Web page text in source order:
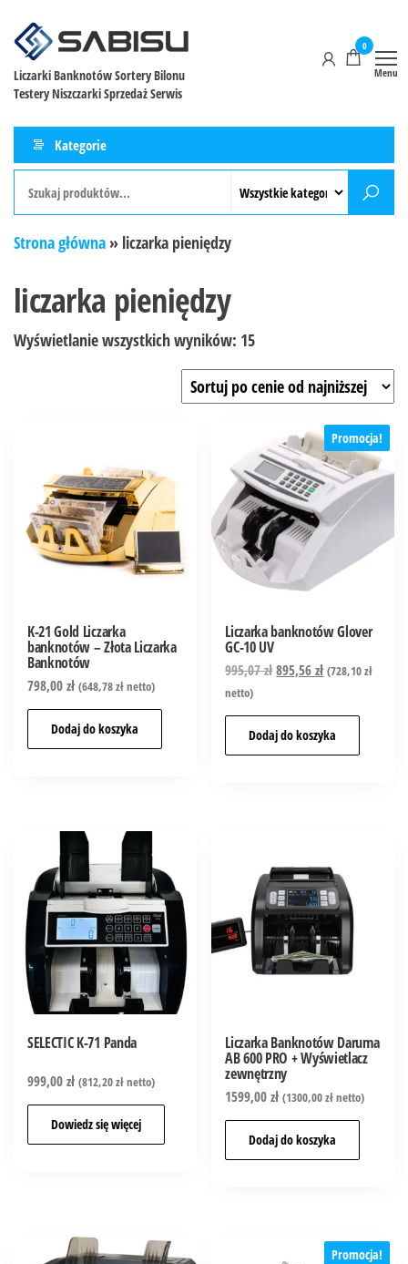
Liczarki Banknotów Sortery Bilonu
Testery Niszczarki Sprzedaż Serwis
0
Menu
Kategorie
Strona główna » liczarka pieniędzy
liczarka pieniędzy
Wyświetlanie wszystkich wyników: 15
K-21 Gold Liczarka
banknotów – Złota Liczarka
Banknotów
798,00zł (648,78złnetto)
Dodaj do koszyka
Promocja!
Liczarka banknotów Glover
GC-10 UV
995,07zł895,56zł (728,10zł
netto)
Dodaj do koszyka
SELECTIC K-71 Panda
999,00zł (812,20złnetto)
Dowiedz się więcej
Liczarka Banknotów Daruma
AB 600 PRO + Wyświetlacz
zewnętrzny
1599,00zł (1300,00złnetto)
Dodaj do koszyka
Promocja!